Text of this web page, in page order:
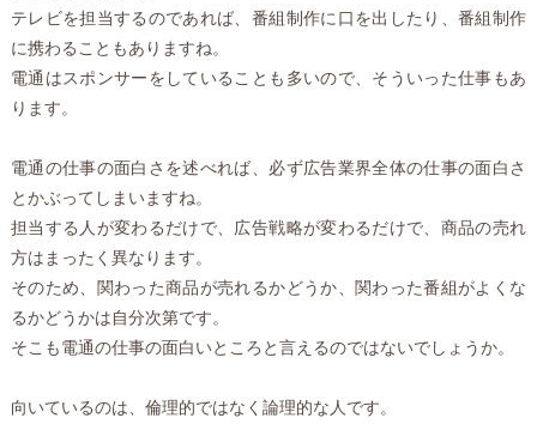
テレビを担当するのであれば、番組制作に口を出したり、番組制作
に携わることもありますね。
電通はスポンサーをしていることも多いので、そういった仕事もあ
ります。
電通の仕事の面白さを述べれば、必ず広告業界全体の仕事の面白さ
とかぶってしまいますね。
担当する人が変わるだけで、広告戦略が変わるだけで、商品の売れ
方はまったく異なります。
そのため、関わった商品が売れるかどうか、関わった番組がよくな
るかどうかは自分次第です。
そこも電通の仕事の面白いところと言えるのではないでしょうか。
向いているのは、倫理的ではなく論理的な人です。